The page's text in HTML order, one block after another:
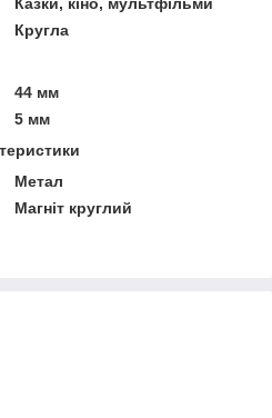
Кругла
44 мм
5 мм
Метал
Магніт круглий